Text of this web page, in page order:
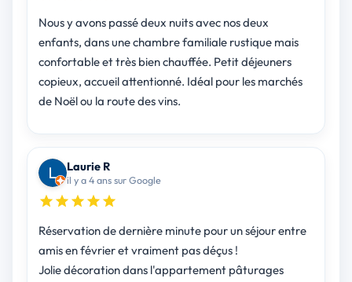
Nous y avons passé deux nuits avec nos deux
enfants, dans une chambre familiale rustique mais
confortable et très bien chauffée. Petit déjeuners
copieux, accueil attentionné. Idéal pour les marchés
de Noël ou la route des vins.
Laurie R
il y a 4 ans sur Google
Réservation de dernière minute pour un séjour entre
amis en février et vraiment pas déçus !
Jolie décoration dans l'appartement pâturages